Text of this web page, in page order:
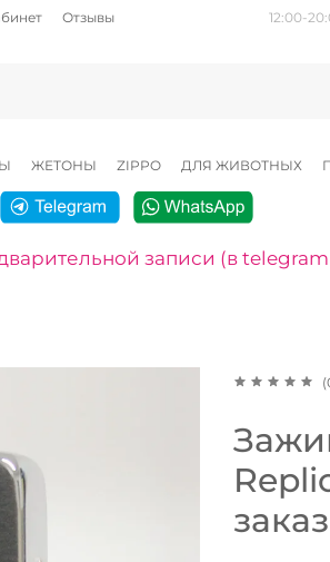
Отзывы 12:00-
ЖЕТОНЫ ZIPPO ДЛЯ ЖИВОТНЫХ
записи (в
заказ